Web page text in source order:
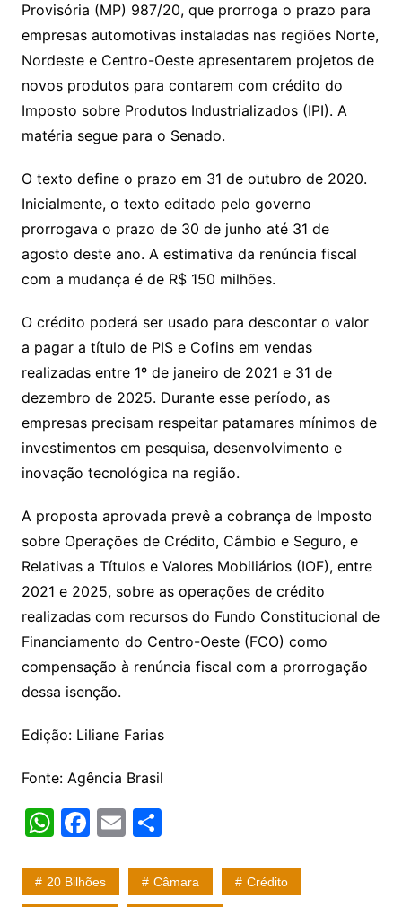
Provisória (MP) 987/20, que prorroga o prazo para
empresas automotivas instaladas nas regiões Norte,
Nordeste e Centro-Oeste apresentarem projetos de
novos produtos para contarem com crédito do
Imposto sobre Produtos Industrializados (IPI). A
matéria segue para o Senado.
O texto define o prazo em 31 de outubro de 2020.
Inicialmente, o texto editado pelo governo
prorrogava o prazo de 30 de junho até 31 de
agosto deste ano. A estimativa da renúncia fiscal
com a mudança é de R$ 150 milhões.
O crédito poderá ser usado para descontar o valor
a pagar a título de PIS e Cofins em vendas
realizadas entre 1º de janeiro de 2021 e 31 de
dezembro de 2025. Durante esse período, as
empresas precisam respeitar patamares mínimos de
investimentos em pesquisa, desenvolvimento e
inovação tecnológica na região.
A proposta aprovada prevê a cobrança de Imposto
sobre Operações de Crédito, Câmbio e Seguro, e
Relativas a Títulos e Valores Mobiliários (IOF), entre
2021 e 2025, sobre as operações de crédito
realizadas com recursos do Fundo Constitucional de
Financiamento do Centro-Oeste (FCO) como
compensação à renúncia fiscal com a prorrogação
dessa isenção.
Edição: Liliane Farias
Fonte: Agência Brasil
W
at
F
c
E
ai
S
ar
20 Bilhões Câmara Crédito